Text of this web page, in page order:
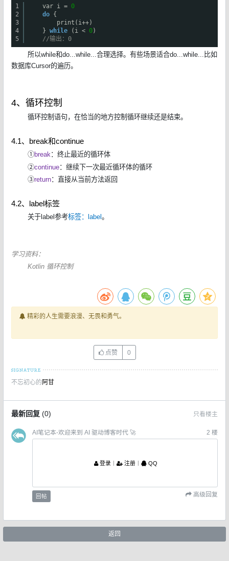
1
2
3
4
5
var i = 0
do {
print(i++)
} while (i < 0)
//输出：0
所以while和do...while...合理选择。有些场景适合do...while...比如
数据库Cursor的遍历。
4、循环控制
循环控制语句，在恰当的地方控制循环继续还是结束。
4.1、break和continue
①break：终止最近的循环体
②continue：继续下一次最近循环体的循环
③return：直接从当前方法返回
4.2、label标签
关于label参考标签：label 。
学习资料：
Kotlin 循环控制
精彩的人生需要浪漫、无畏和勇气。
点赞 0
不忘初心的 阿甘
最新回复 (0) 只看楼主
AI笔记本-欢迎来到 AI 驱动博客时代 🚀 2 楼
登录丨 注册丨 QQ
回帖 高级回复
返回